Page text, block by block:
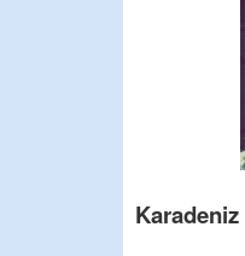
Karadeniz